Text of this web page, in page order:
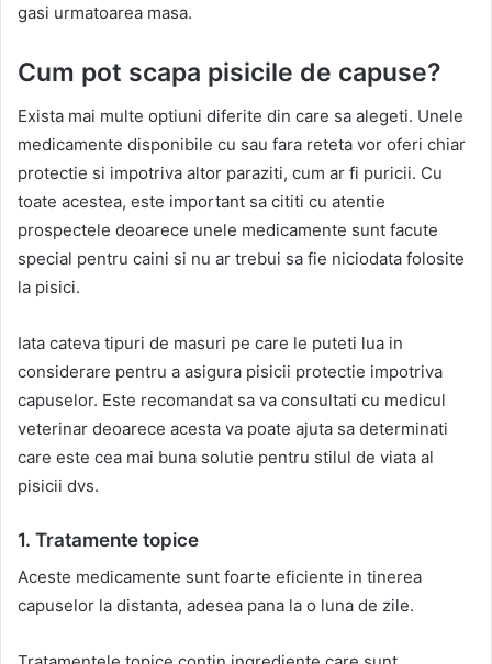
gasi urmatoarea masa.
Cum pot scapa pisicile de capuse?
Exista mai multe optiuni diferite din care sa alegeti. Unele
medicamente disponibile cu sau fara reteta vor oferi chiar
protectie si impotriva altor paraziti, cum ar fi puricii. Cu
toate acestea, este important sa cititi cu atentie
prospectele deoarece unele medicamente sunt facute
special pentru caini si nu ar trebui sa fie niciodata folosite
la pisici.
Iata cateva tipuri de masuri pe care le puteti lua in
considerare pentru a asigura pisicii protectie impotriva
capuselor. Este recomandat sa va consultati cu medicul
veterinar deoarece acesta va poate ajuta sa determinati
care este cea mai buna solutie pentru stilul de viata al
pisicii dvs.
1. Tratamente topice
Aceste medicamente sunt foarte eficiente in tinerea
capuselor la distanta, adesea pana la o luna de zile.